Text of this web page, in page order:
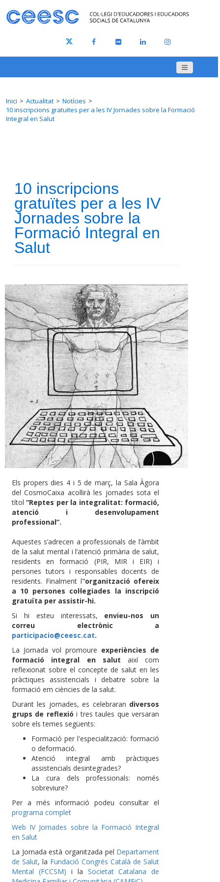
Inici Actualitat
Notícies
10 inscripcions gratuïtes per a les IV Jornades sobre la Formació
Integral en Salut
10 inscripcions
gratuïtes per a les IV
Jornades sobre la
Formació Integral en
Salut
Els propers dies 4 i 5 de març, la Sala Àgora
del CosmoCaixa acollirà les jornades sota el
títol“Reptes per la integralitat: formació,
atenció i desenvolupament
professional”.
Aquestes s’adrecen a professionals de l’àmbit
de la salut mental i l’atenció primària de salut,
residents en formació (PIR, MIR i EIR) i
persones tutors i responsables docents de
residents. Finalment l'’organització ofereix
a 10 persones col·legiades la inscripció
gratuïta per assistir-hi.
Si hi esteu interessats, envieu-nos un
correu electrònic a
participacio@ceesc.cat.
La Jornada vol promoure experiències de
formació integral en salut així com
reflexionat sobre el concepte de salut en les
pràctiques assistencials i debatre sobre la
formació em ciències de la salut.
Durant les jornades, es celebraran diversos
grups de reflexió i tres taules que versaran
sobre els temes següents:
Formació per l'especialització: formació
o deformació.
Atenció integral amb pràctiques
assistencials desintegrades?
La cura dels professionals: només
sobreviure?
Per a més informació podeu consultar el
programa complet
Web IV Jornades sobre la Formació Integral
en Salut
La Jornada està organitzada pel Departament
de Salut, la Fundació Congrés Català de Salut
Mental (FCCSM) i la Societat Catalana de